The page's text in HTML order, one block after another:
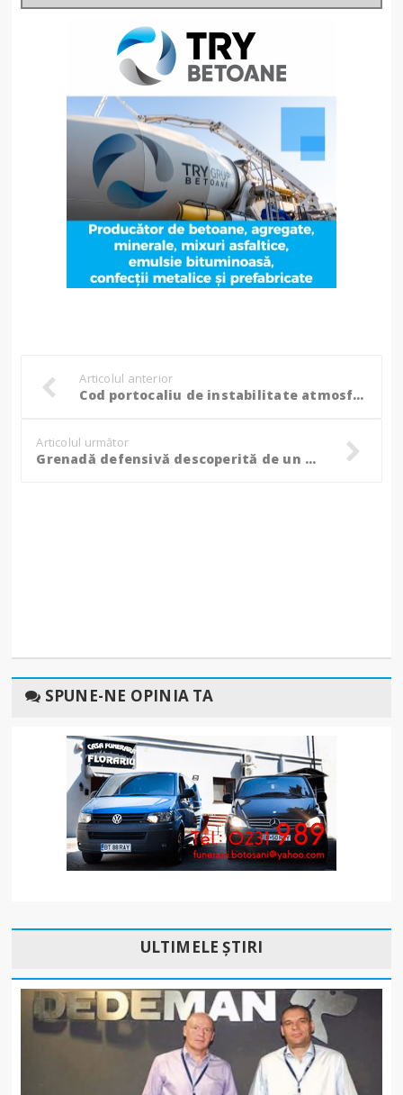
Articolul anterior
Cod portocaliu de instabilitate atmosferică pentru localitățile Flămânzi, Vorona, Frumușica, Tudora, Cristești, Copălău și Prăjeni!
Articolul următor
Grenadă defensivă descoperită de un bărbat într-o pădure din județ! (Foto)
SPUNE-NE OPINIA TA
ULTIMELE ȘTIRI